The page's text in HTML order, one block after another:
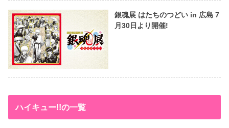
銀魂展 はたちのつどい in 広島 7
月30日より開催!
ハイキュー!!の一覧